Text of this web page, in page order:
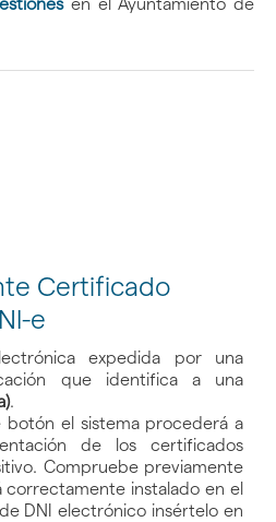
en el Ayuntamiento de
Certificado
e
expedida por una
que identifica a una
.
botón el sistema procederá a
de los certificados
Compruebe previamente
instalado en el
DNI electrónico insértelo en